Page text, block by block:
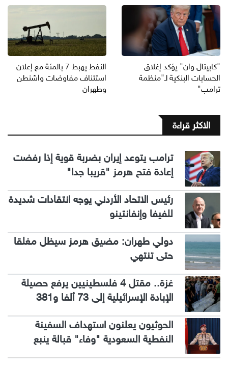
"كابيتال وان" يؤكد إغلاق
الحسابات البنكية لـ"منظمة
ترامب"
النفط يهبط 7 بالمئة مع إعلان
استئناف مفاوضات واشنطن
وطهران
الاكثر قراءة
ترامب يتوعد إيران بضربة قوية إذا رفضت
إعادة فتح هرمز "قريبا جدا"
رئيس الاتحاد الأردني يوجه انتقادات شديدة
للفيفا وإنفانتينو
دولي طهران: مضيق هرمز سيظل مغلقا
حتى تنتهي
غزة.. مقتل 4 فلسطينيين يرفع حصيلة
الإبادة الإسرائيلية إلى 73 ألفا و381
الحوثيون يعلنون استهداف السفينة
النفطية السعودية "وفاء" قبالة ينبع